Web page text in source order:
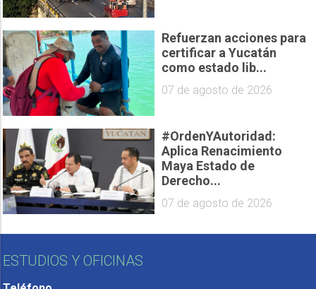
Refuerzan acciones para
certificar a Yucatán
como estado lib...
07 de agosto de 2026
#OrdenYAutoridad:
Aplica Renacimiento
Maya Estado de
Derecho...
07 de agosto de 2026
ESTUDIOS Y OFICINAS